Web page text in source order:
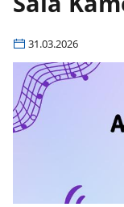
31.03.2026